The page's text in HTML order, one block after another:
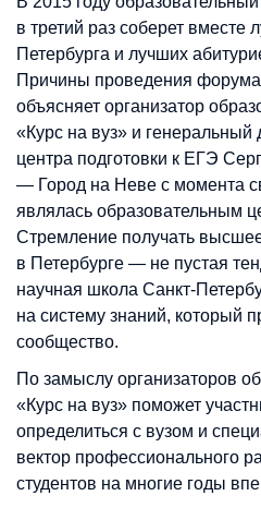
в третий раз соберет вместе
Петербурга и лучших
Причины проведения форума
объясняет организатор
«Курс на вуз» и генеральный
центра подготовки к ЕГЭ
— Город на Неве с момента
являлась образовательным
Стремление получать
в Петербурге — не пустая
научная школа Санкт-
на систему знаний, который
сообщество.
По замыслу организаторов
«Курс на вуз» поможет
определиться с вузом и
вектор профессионального
студентов на многие годы